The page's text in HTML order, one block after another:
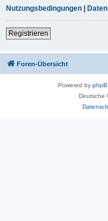
Nutzungsbedingungen |
Registrieren
Foren-Übersicht
Powered by
Deutsche